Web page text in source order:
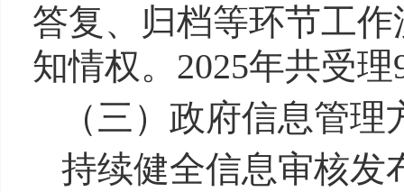
答复、归档等环节工
知情权。 2025年共受
（三）政府信息管理
持续健全信息审核发